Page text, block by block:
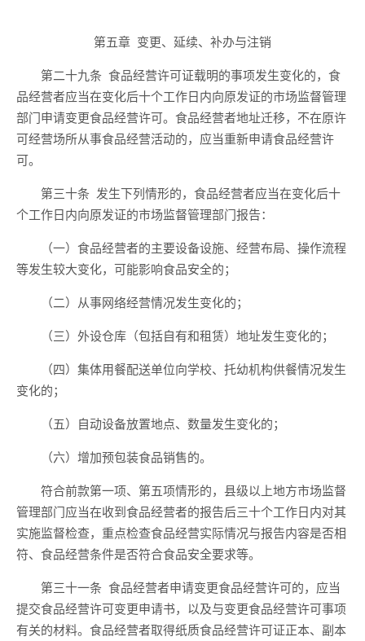
第五章 变更、延续、补办与注销
第二十九条 食品经营许可证载明的事项发生变化的，食
品经营者应当在变化后十个工作日内向原发证的市场监督管理
部门申请变更食品经营许可。食品经营者地址迁移，不在原许
可经营场所从事食品经营活动的，应当重新申请食品经营许
可。
第三十条 发生下列情形的，食品经营者应当在变化后十
个工作日内向原发证的市场监督管理部门报告：
（一）食品经营者的主要设备设施、经营布局、操作流程
等发生较大变化， 可能影响食品安全的；
（二）从事网络经营情况发生变化的；
（三） 外设仓库（包括自有和租赁） 地址发生变化的；
（四）集体用餐配送单位向学校、托幼机构供餐情况发生
变化的；
（五） 自动设备放置地点、数量发生变化的；
（六）增加预包装食品销售的。
符合前款第一项、第五项情形的， 县级以上地方市场监督
管理部门应当在收到食品经营者的报告后三十个工作日内对其
实施监督检查，重点检查食品经营实际情况与报告内容是否相
符、食品经营条件是否符合食品安全要求等。
第三十一条 食品经营者申请变更食品经营许可的，应当
提交食品经营许可变更申请书，以及与变更食品经营许可事项
有关的材料。食品经营者取得纸质食品经营许可证正本、副本